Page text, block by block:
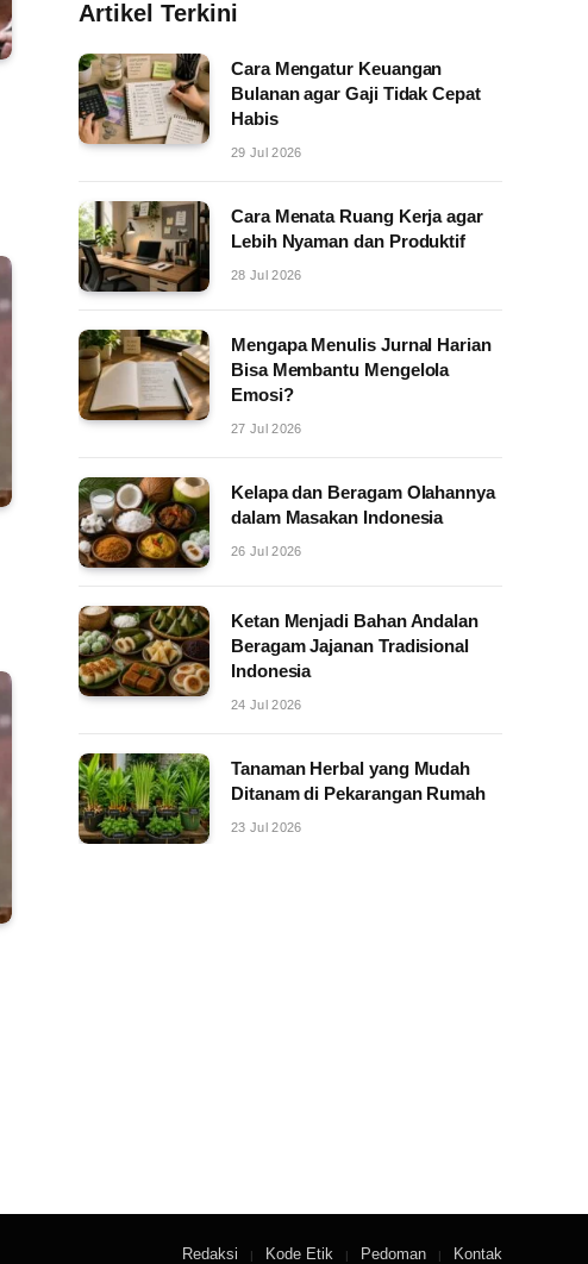
Artikel Terkini
Cara Mengatur Keuangan
Bulanan agar Gaji Tidak Cepat
Habis
29 Jul 2026
Cara Menata Ruang Kerja agar
Lebih Nyaman dan Produktif
28 Jul 2026
Mengapa Menulis Jurnal Harian
Bisa Membantu Mengelola
Emosi?
27 Jul 2026
Kelapa dan Beragam Olahannya
dalam Masakan Indonesia
26 Jul 2026
Ketan Menjadi Bahan Andalan
Beragam Jajanan Tradisional
Indonesia
24 Jul 2026
Tanaman Herbal yang Mudah
Ditanam di Pekarangan Rumah
23 Jul 2026
Redaksi Kode Etik Pedoman Kontak